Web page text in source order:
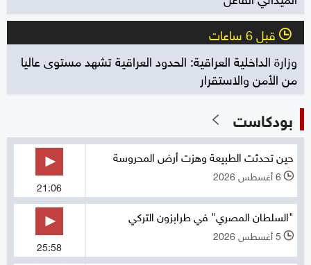
l قبل 6 ساعات
وزارة الداخلية العراقية: الحدود العراقية تشهد مستوى عاليا
من الأمن والاستقرار
بودكاست
حين تحدثت الطبيعة وهزت أرض المحروسة
l 6 أغسطس 2026
21:06
"السلطان المصري" في طرابزون التركي
l 5 أغسطس 2026
25:58